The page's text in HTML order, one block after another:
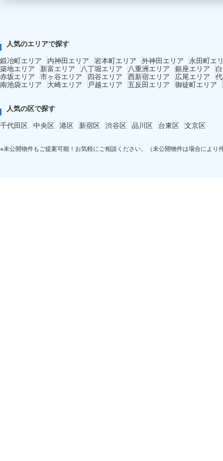
人気のエリアで探す
鍛冶町エリア
内神田エリア 岩本町エリア 外神田エリア
永田町エ
築地エリア
新富エリア 八丁堀エリア 八重洲エリア 銀座エリア
赤坂エリア 市ヶ谷エリア 四谷エリア 西新宿エリア 広尾エリア
南池袋エリア
大崎エリア 戸越エリア 五反田エリア 御徒町エリア
人気の区で探す
千代田区 中央区 港区 新宿区 渋谷区 品川区 台東区 文京区
※未公開物件もご提案可能！お気軽にご相談ください。（未公開物件は場合により